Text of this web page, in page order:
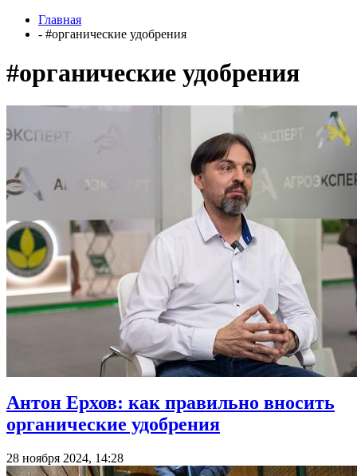
Главная
- #органические удобрения
#органические удобрения
Антон Ерхов: как правильно вносить
органические удобрения
28 ноября 2024, 14:28